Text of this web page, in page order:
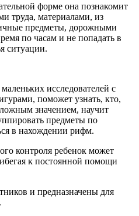
форме она познакомит
труда, материалами, из
предметы, дорожными
по часам и не попадать в
ситуации.
исследователей с
поможет узнать, кто,
значением, научит
предметы по
в нахождении рифм.
контроля ребенок может
к постоянной помощи
и предназначены для